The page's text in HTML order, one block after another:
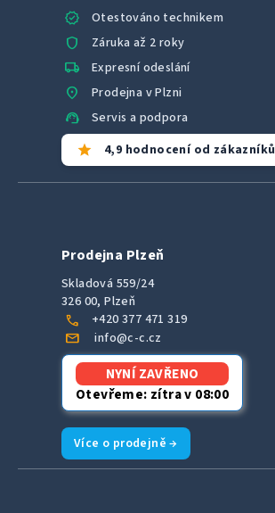
verified
Otestováno technikem
shield Záruka až 2 roky
local_shipping Expresní odeslání
location_on Prodejna v Plzni
support_agent Servis a podpora
star 4,9 hodnocení od zákazníků
Prodejna Plzeň
Skladová 559/24
326 00, Plzeň
call +420 377 471 319
mail info@c-c.cz
NYNÍ ZAVŘENO
Otevřeme: zítra v 08:00
Více o prodejně →